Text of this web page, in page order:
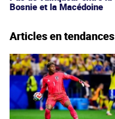
Bosnie et la Macédoine
Articles en tendances